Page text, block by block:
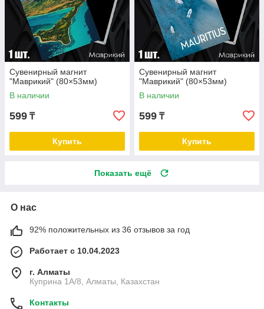
Сувенирный магнит
"Маврикий" (80×53мм)
В наличии
599 ₸
Купить
Сувенирный магнит
"Маврикий" (80×53мм)
В наличии
599 ₸
Купить
Показать ещё
О нас
92% положительных из 36 отзывов за год
Работает с 10.04.2023
г. Алматы
Куприна 1A/8, Алматы, Казахстан
Контакты